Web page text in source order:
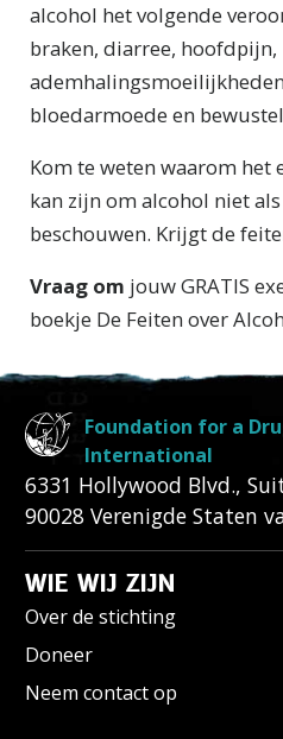
alcohol het volgende
braken, diarree, hoofdpijn,
bloedarmoede en
Kom te weten waarom
kan zijn om alcohol niet
beschouwen. Krijgt de
Vraag om jouw GRATIS
boekje De Feiten over
Foundation for a
International
6331 Hollywood Blvd.,
90028 Verenigde Staten
WIE WIJ ZIJN
Over de stichting
Doneer
Neem contact op